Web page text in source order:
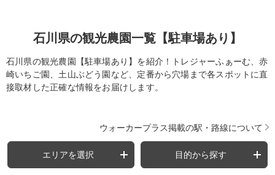
石川県の観光農園一覧【駐車場あり】
石川県の観光農園【駐車場あり】を紹介！トレジャーふぁーむ、赤
崎いちご園、土山ぶどう園など、定番から穴場まで各スポットに直
接取材した正確な情報をお届けします。
ウォーカープラス掲載の駅・路線について
エリアを選択 目的から探す